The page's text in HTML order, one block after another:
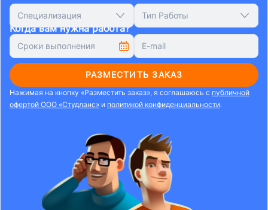
Специализация Тип Работы
Когда вам нужна работа?
РАЗМЕСТИТЬ ЗАКАЗ
Нажимая на кнопку «Разместить заказ», я соглашаюсь с публичной
офертой ООО «Студланс» и политикой конфиденциальности.